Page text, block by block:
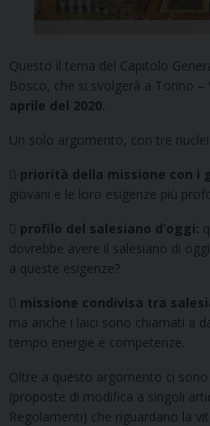
Questo il tema del Capitolo
Bosco, che si svolgerà a Torino –
aprile del 2020.
Un solo argomento, con tre
priorità della missione con i
giovani e le loro esigenze più
profilo del salesiano d’oggi:
dovrebbe avere il salesiano di
a queste esigenze?
missione condivisa tra
ma anche i laici sono chiamati a
tempo energie e competenze.
Oltre a questo argomento ci
(proposte di modifica a singoli
Regolamenti) che riguardano la